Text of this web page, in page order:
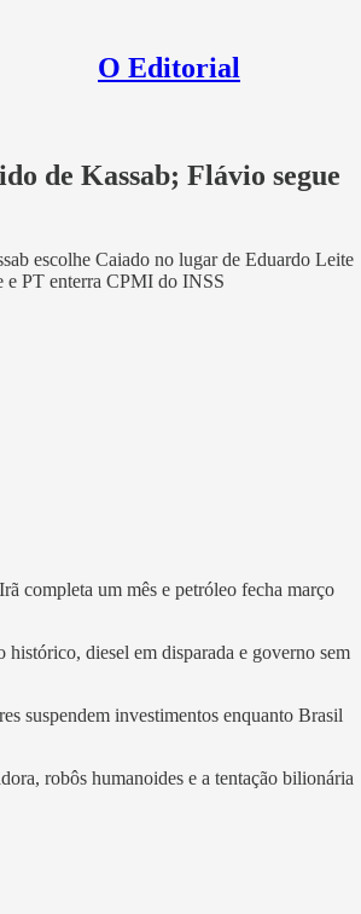
O Editorial
de Kassab; Flávio segue
escolhe Caiado no lugar de Eduardo Leite
e PT enterra CPMI do INSS
completa um mês e petróleo fecha março
diesel em disparada e governo sem
suspendem investimentos enquanto Brasil
robôs humanoides e a tentação bilionária